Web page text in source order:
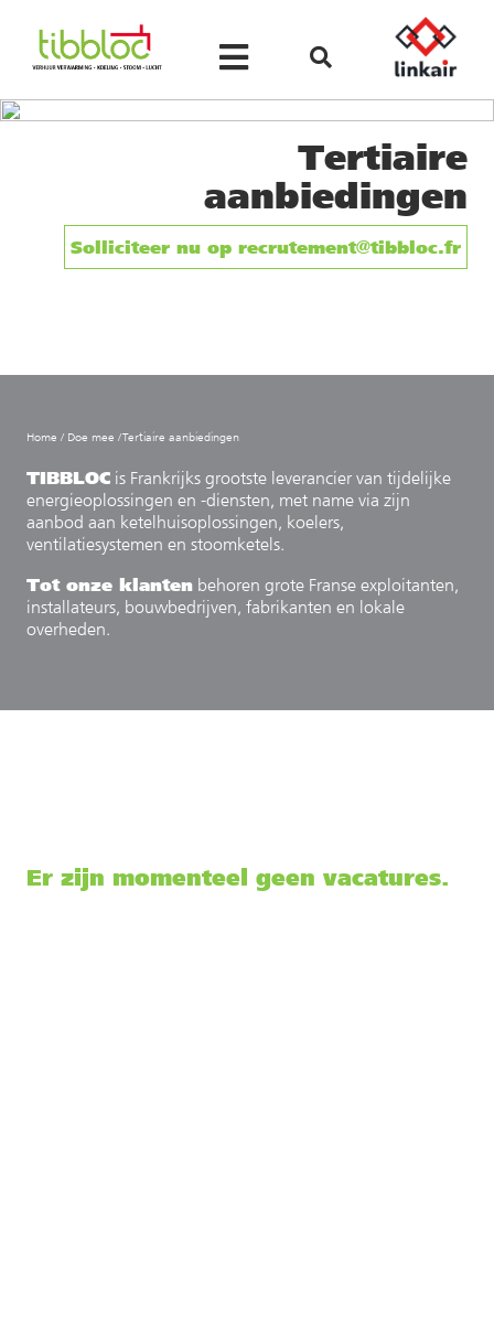
Home / Doe mee /Tertiaire aanbiedingen
TIBBLOC is Frankrijks grootste leverancier van tijdelijke
energieoplossingen en -diensten, met name via zijn
aanbod aan ketelhuisoplossingen, koelers,
ventilatiesystemen en stoomketels.
Tot onze klanten behoren grote Franse exploitanten,
installateurs, bouwbedrijven, fabrikanten en lokale
overheden.
Tertiaire
aanbiedingen
Solliciteer nu op recrutement@tibbloc.fr
Er zijn momenteel geen vacatures.